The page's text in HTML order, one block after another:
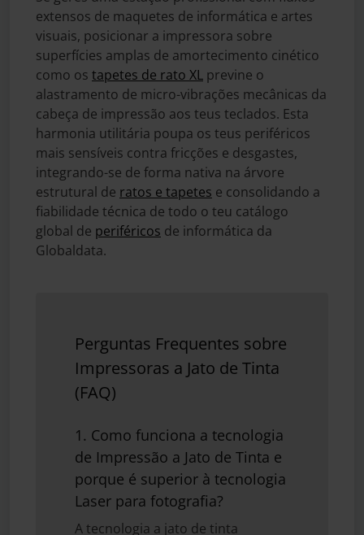
extensos de maquetes de informática e artes
visuais, posicionar a impressora sobre
superfícies amplas de amortecimento cinético
como os tapetes de rato XL previne o
alastramento de micro-vibrações mecânicas da
cabeça de impressão aos teus teclados. Esta
harmonia utilitária poupa os teus periféricos
mais sensíveis contra fricções e desgastes,
integrando-se de forma nativa na árvore
estrutural de ratos e tapetes e consolidando a
fiabilidade técnica de todo o teu catálogo
global de periféricos de informática da
Globaldata.
Perguntas Frequentes sobre
Impressoras a Jato de Tinta
(FAQ)
1. Como funciona a tecnologia
de Impressão a Jato de Tinta e
porque é superior à tecnologia
Laser para fotografia?
A tecnologia a jato de tinta